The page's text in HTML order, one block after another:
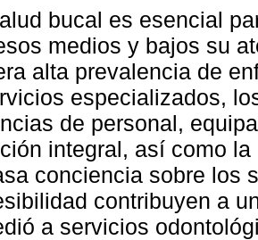
bucal es esencial
medios y bajos su
alta prevalencia de
especializados,
de personal,
integral, así como
conciencia sobre los
contribuyen a
a servicios